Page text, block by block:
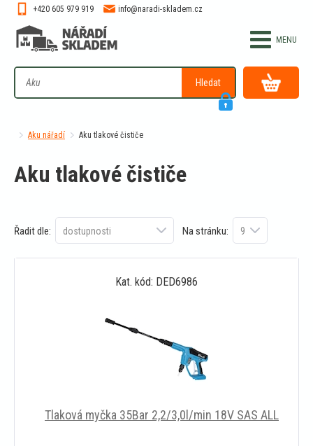
Hledat
+420 605 979 919 info@naradi-skladem.cz
Aku nářadí Aku tlakové čističe
Aku tlakové čističe
Řadit dle: Na stránku:
Kat. kód: DED6986
Tlaková myčka 35Bar 2,2/3,0l/min 18V SAS ALL